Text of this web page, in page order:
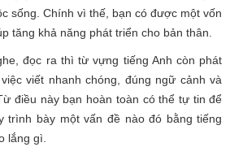
sống. Chính vì thế, bạn có được một vốn
tăng khả năng phát triển cho bản thân.
đọc ra thì từ vựng tiếng Anh còn phát
viết nhanh chóng, đúng ngữ cảnh và
điều này bạn hoàn toàn có thể tự tin để
trình bày một vấn đề nào đó bằng tiếng
lắng gì.